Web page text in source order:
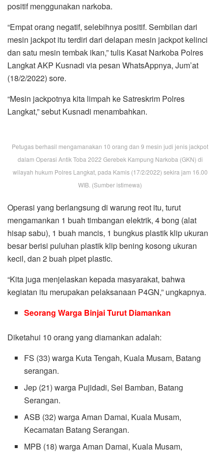
positif menggunakan narkoba.
“Empat orang negatif, selebihnya positif. Sembilan dari
mesin jackpot itu terdiri dari delapan mesin jackpot kelinci
dan satu mesin tembak ikan,” tulis Kasat Narkoba Polres
Langkat AKP Kusnadi via pesan WhatsAppnya, Jum’at
(18/2/2022) sore.
“Mesin jackpotnya kita limpah ke Satreskrim Polres
Langkat,” sebut Kusnadi menambahkan.
Petugas berhasil mengamanakan 10 orang dan 9 mesin judi jenis jackpot
dalam Operasi Antik Toba 2022 Gerebek Kampung Narkoba (GKN) di
wilayah hukum Polres Langkat, pada Kamis (17/2/2022) sekira jam 16.00
WIB. (Sumber istimewa)
Operasi yang berlangsung di warung reot itu, turut
mengamankan 1 buah timbangan elektrik, 4 bong (alat
hisap sabu), 1 buah mancis, 1 bungkus plastik klip ukuran
besar berisi puluhan plastik klip bening kosong ukuran
kecil, dan 2 buah pipet plastic.
“Kita juga menjelaskan kepada masyarakat, bahwa
kegiatan itu merupakan pelaksanaan P4GN,” ungkapnya.
Seorang Warga Binjai Turut Diamankan
Diketahui 10 orang yang diamankan adalah:
FS (33) warga Kuta Tengah, Kuala Musam, Batang
serangan.
Jep (21) warga Pujidadi, Sei Bamban, Batang
Serangan.
ASB (32) warga Aman Damai, Kuala Musam,
Kecamatan Batang Serangan.
MPB (18) warga Aman Damai, Kuala Musam,